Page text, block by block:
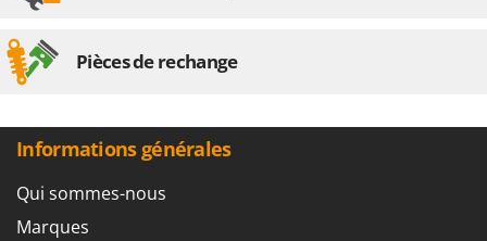
Pièces de rechange
Informations générales
Qui sommes-nous
Marques